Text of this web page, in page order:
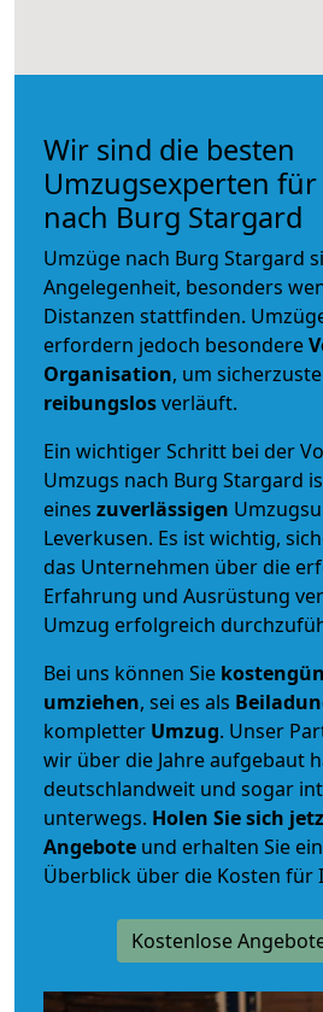
Wir sind die besten
Umzugsexperten
nach Burg Stargard
Umzüge nach Burg Stargard
Angelegenheit, besonders
Distanzen stattfinden.
erfordern jedoch besondere
Organisation, um
reibungslosverläuft.
Ein wichtiger Schritt bei der
Umzugs nach Burg Stargard
eines zuverlässigen
Leverkusen. Es ist wichtig,
das Unternehmen über die
Erfahrung und Ausrüstung
Umzug erfolgreich
Bei uns können Sie
umziehen, sei es als
kompletter Umzug. Unser
wir über die Jahre aufgebaut
deutschlandweit und sogar
unterwegs. Holen Sie sich
Angebote und erhalten Sie
Überblick über die Kosten für
Kostenlose